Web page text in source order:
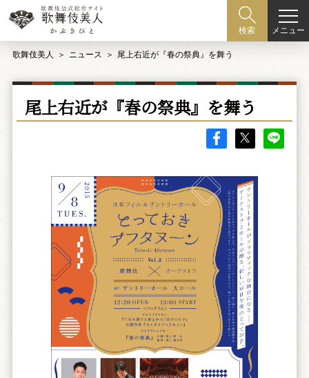
検索 メニュー
歌舞伎美人 ニュース 尾上右近が『春の祭典』を舞う
尾上右近が『春の祭典』を舞う